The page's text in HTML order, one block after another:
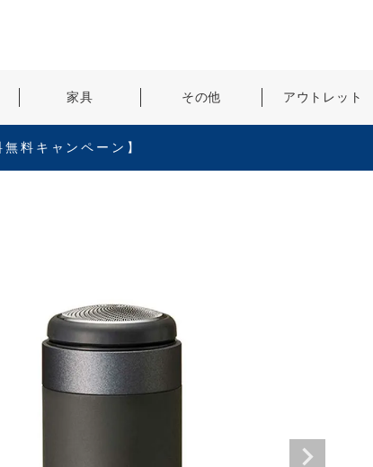
家具 その他 アウトレット
料キャンペーン】